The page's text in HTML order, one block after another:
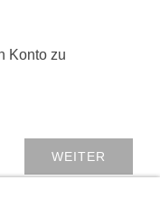
Konto zu